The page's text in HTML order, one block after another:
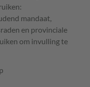
mandaat,
en provinciale
om invulling te